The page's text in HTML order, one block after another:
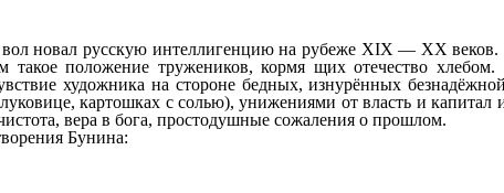
вол новал русскую интеллигенцию на рубеже XIX — XX
положение тружеников, кормя щих отечество
художника на стороне бедных, изнурённых
картошках с солью), унижениями от власть и
вера в бога, простодушные сожаления о прошлом.
Бунина: